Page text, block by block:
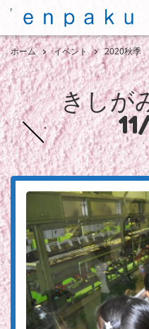
ホーム イベント 2020秋季
きしが